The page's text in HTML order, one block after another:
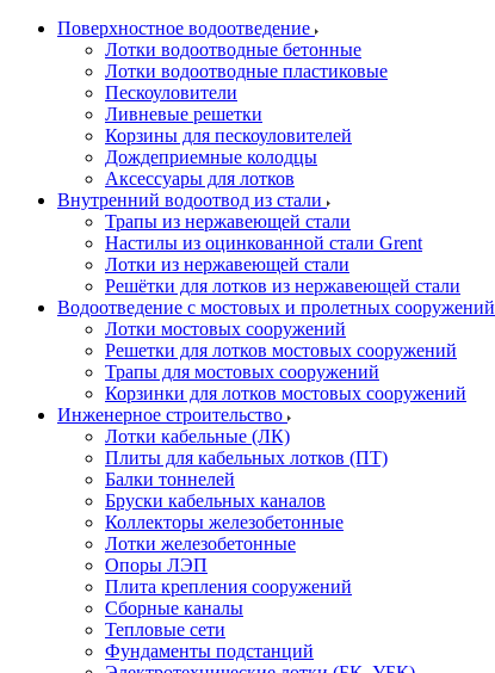
Поверхностное водоотведение
Лотки водоотводные бетонные
Лотки водоотводные пластиковые
Пескоуловители
Ливневые решетки
Корзины для пескоуловителей
Дождеприемные колодцы
Аксессуары для лотков
Внутренний водоотвод из стали
Трапы из нержавеющей стали
Настилы из оцинкованной стали Grent
Лотки из нержавеющей стали
Решётки для лотков из нержавеющей стали
Водоотведение с мостовых и пролетных сооружений
Лотки мостовых сооружений
Решетки для лотков мостовых сооружений
Трапы для мостовых сооружений
Корзинки для лотков мостовых сооружений
Инженерное строительство
Лотки кабельные (ЛК)
Плиты для кабельных лотков (ПТ)
Балки тоннелей
Бруски кабельных каналов
Коллекторы железобетонные
Лотки железобетонные
Опоры ЛЭП
Плита крепления сооружений
Сборные каналы
Тепловые сети
Фундаменты подстанций